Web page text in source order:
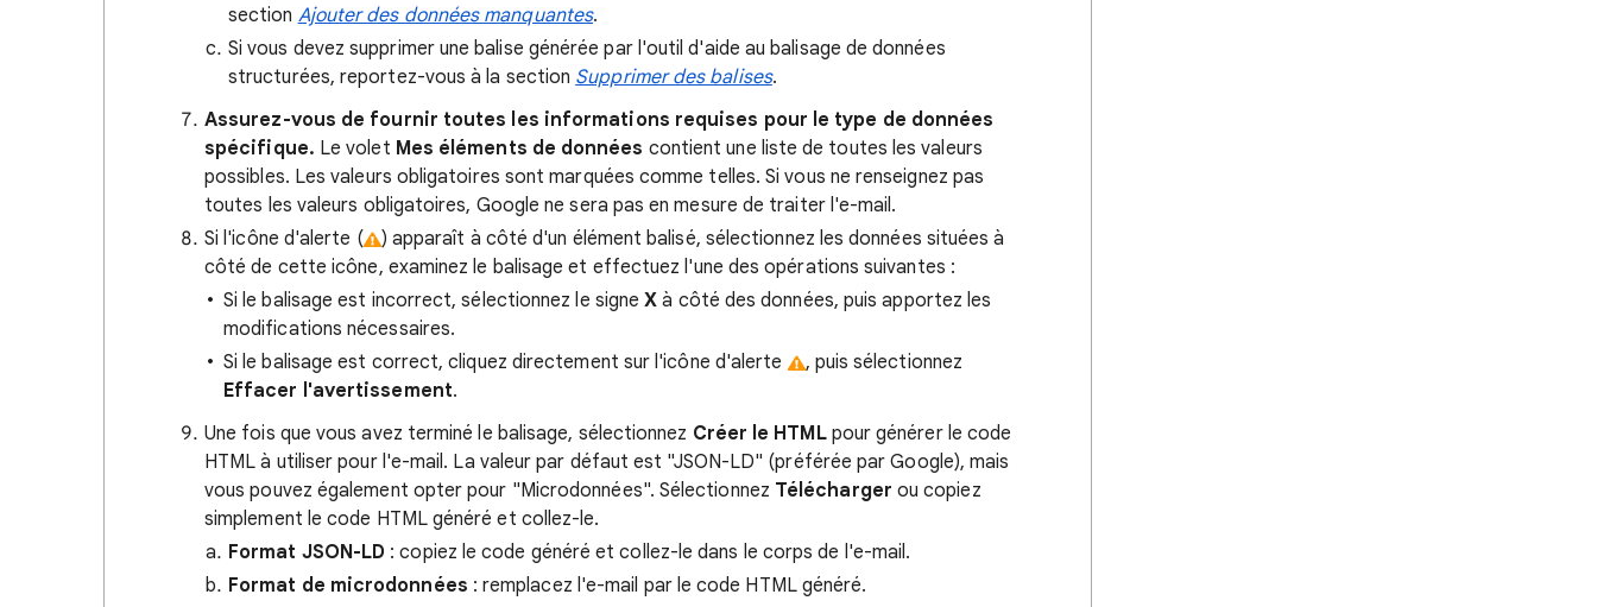
section Ajouter des données manquantes.
Si vous devez supprimer une balise générée par l'outil d'aide au balisage de données
structurées, reportez-vous à la section Supprimer des balises.
Assurez-vous de fournir toutes les informations requises pour le type de données
spécifique. Le volet Mes éléments de données contient une liste de toutes les valeurs
possibles. Les valeurs obligatoires sont marquées comme telles. Si vous ne renseignez pas
toutes les valeurs obligatoires, Google ne sera pas en mesure de traiter l'e-mail.
Si l'icône d'alerte (
) apparaît à côté d'un élément balisé, sélectionnez les données situées à
côté de cette icône, examinez le balisage et effectuez l'une des opérations suivantes :
Si le balisage est incorrect, sélectionnez le signeX à côté des données, puis apportez les
modifications nécessaires.
Si le balisage est correct, cliquez directement sur l'icône d'alerte
, puis sélectionnez
Effacer l'avertissement.
Une fois que vous avez terminé le balisage, sélectionnez Créer le HTMLpour générer le code
HTML à utiliser pour l'e-mail. La valeur par défaut est "JSON-LD" (préférée par Google), mais
vous pouvez également opter pour "Microdonnées". Sélectionnez Télécharger ou copiez
simplement le code HTML généré et collez-le.
Format JSON-LD : copiez le code généré et collez-le dans le corps de l'e-mail.
Format de microdonnées : remplacez l'e-mail par le code HTML généré.